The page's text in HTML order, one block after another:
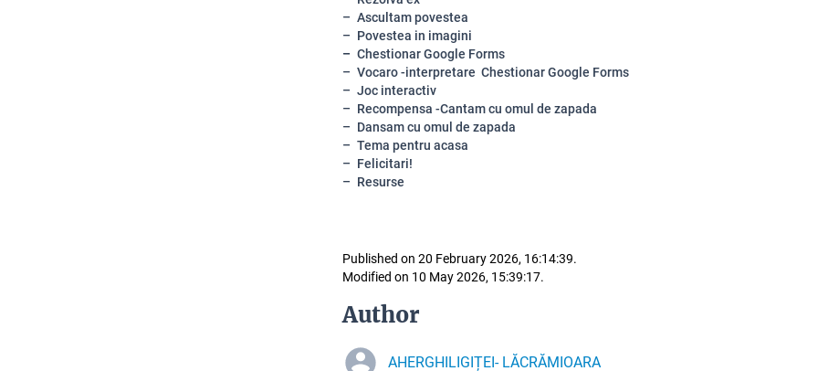
Ascultam povestea
Povestea in imagini
Chestionar Google Forms
Vocaro -interpretare Chestionar Google Forms
Joc interactiv
Recompensa -Cantam cu omul de zapada
Dansam cu omul de zapada
Tema pentru acasa
Felicitari!
Resurse
Published on 20 February 2026, 16:14:39.
Modified on 10 May 2026, 15:39:17.
Author
AHERGHILIGIȚEI- LĂCRĂMIOARA